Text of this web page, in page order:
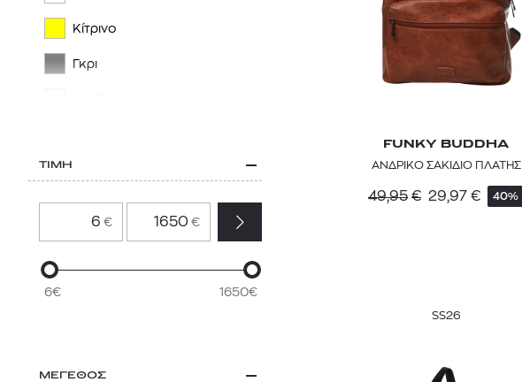
TOMMY HILFIGER
Y-3
Κίτρινο
Γκρι
Ροζ
Πολύχρωμο
ΤΙΜΗ
€ €
6€ 1650€
ΜΕΓΕΘΟΣ
FUNKY BUDDHA
ΑΝΔΡΙΚΟ ΣΑΚΙΔΙΟ ΠΛΑΤΗΣ
49,95 € 29,97 € 40%
SS26